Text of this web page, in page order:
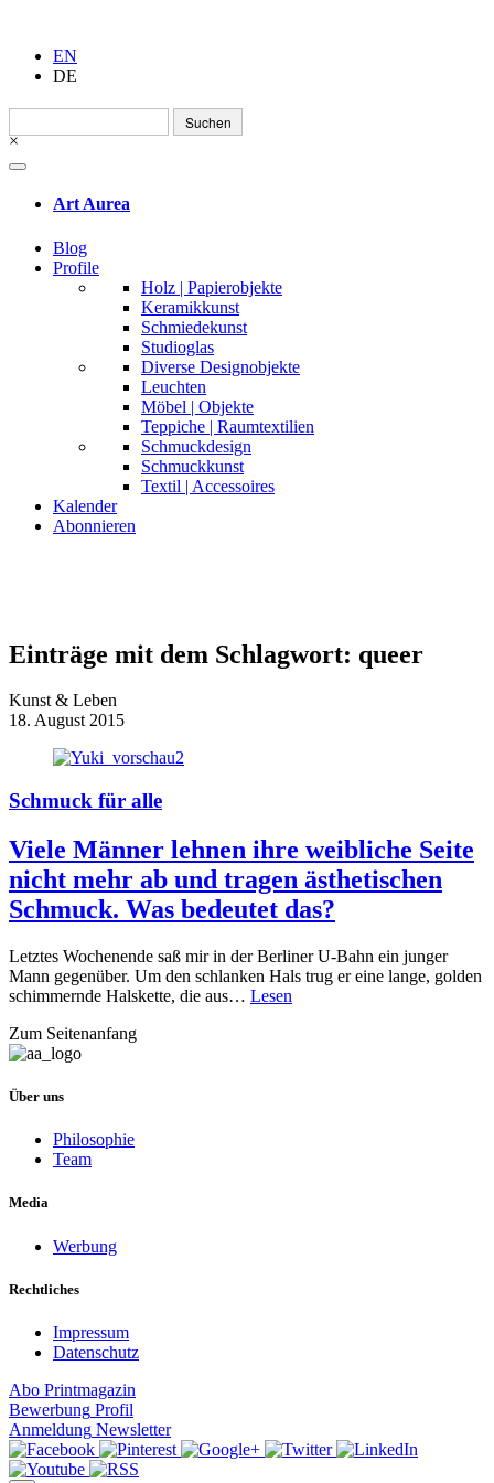
EN
DE
Suchen
nach:
×
Art Aurea
Blog
Profile
Holz | Papierobjekte
Keramikkunst
Schmiedekunst
Studioglas
Diverse Designobjekte
Leuchten
Möbel | Objekte
Teppiche | Raumtextilien
Schmuckdesign
Schmuckkunst
Textil | Accessoires
Kalender
Abonnieren
Einträge mit dem Schlagwort: queer
Kunst & Leben
18. August 2015
Schmuck für alle
Viele Männer lehnen ihre weibliche Seite
nicht mehr ab und tragen ästhetischen
Schmuck. Was bedeutet das?
Letztes Wochenende saß mir in der Berliner U-Bahn ein junger
Mann gegenüber. Um den schlanken Hals trug er eine lange, golden
schimmernde Halskette, die aus… Lesen
Zum Seitenanfang
Über uns
Philosophie
Team
Media
Werbung
Rechtliches
Impressum
Datenschutz
Abo Printmagazin
Bewerbung Profil
Anmeldung Newsletter